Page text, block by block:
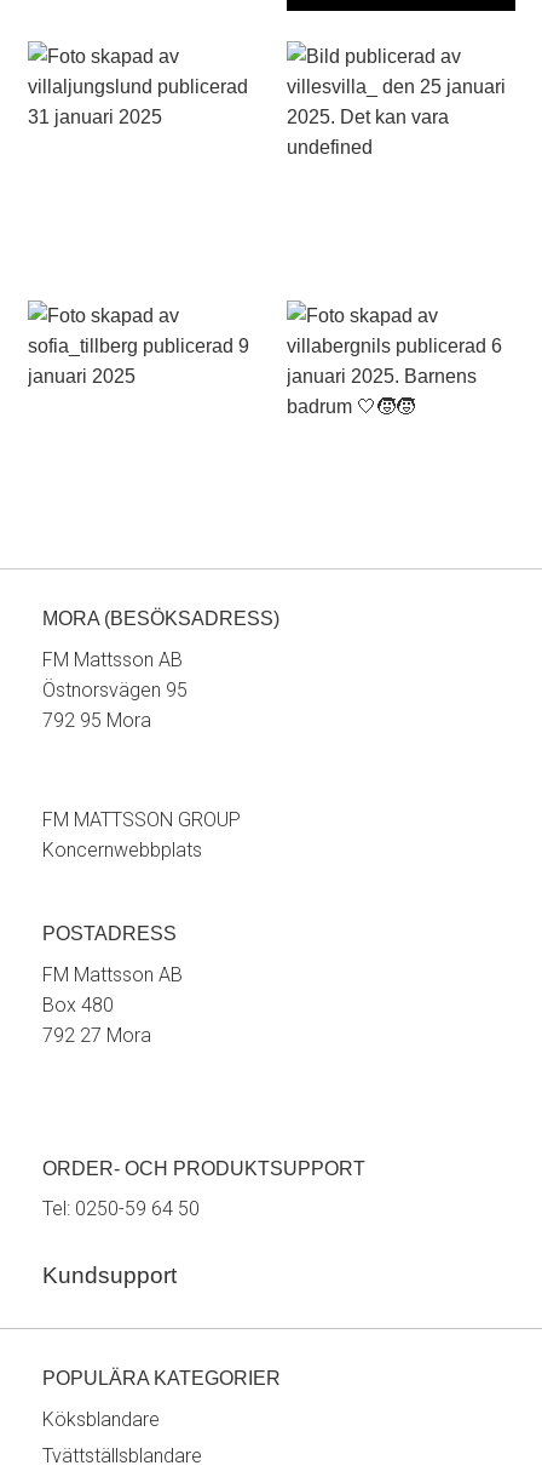
MORA (BESÖKSADRESS)
FM Mattsson AB
Östnorsvägen 95
792 95 Mora
FM MATTSSON GROUP
Koncernwebbplats
POSTADRESS
FM Mattsson AB
Box 480
792 27 Mora
ORDER- OCH PRODUKTSUPPORT
Tel: 0250-59 64 50
Kundsupport
POPULÄRA KATEGORIER
Köksblandare
Tvättställsblandare